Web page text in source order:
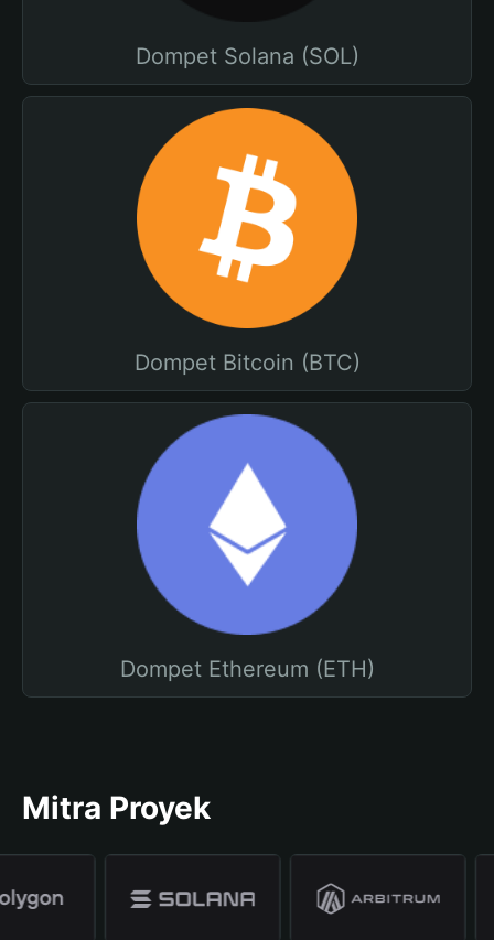
Dompet Solana (SOL)
Dompet Bitcoin (BTC)
Dompet Ethereum (ETH)
Mitra Proyek